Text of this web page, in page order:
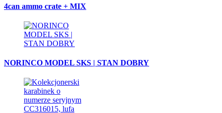
4can ammo crate + MIX
NORINCO MODEL SKS | STAN DOBRY